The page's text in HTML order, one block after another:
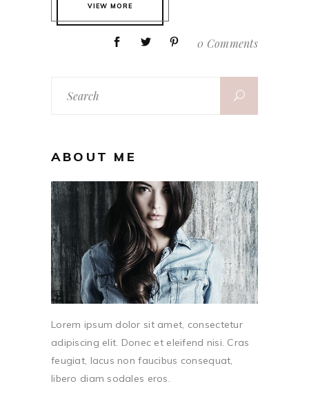
VIEW MORE
0 Comments
ABOUT ME
Lorem ipsum dolor sit amet, consectetur
adipiscing elit. Donec et eleifend nisi. Cras
feugiat, lacus non faucibus consequat,
libero diam sodales eros.